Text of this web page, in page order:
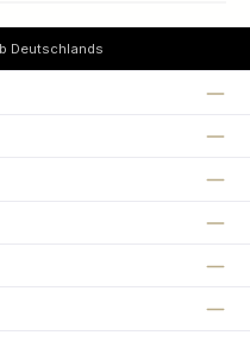
Deutschlands